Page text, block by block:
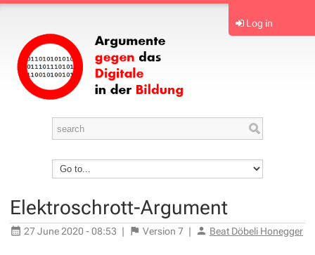
Log in
Elektroschrott-Argument
27 June 2020 - 08:53 | Version 7 | Beat Döbeli Honegger